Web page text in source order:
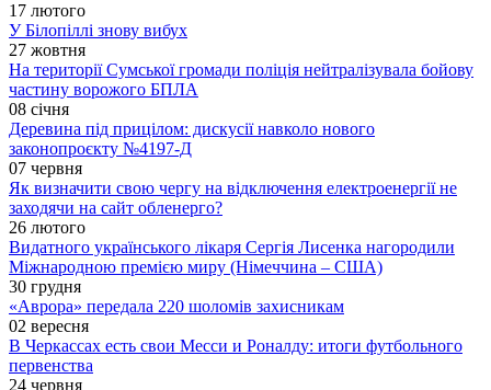
17 лютого
У Білопіллі знову вибух
27 жовтня
На території Сумської громади поліція нейтралізувала бойову
частину ворожого БПЛА
08 січня
Деревина під прицілом: дискусії навколо нового
законопроєкту №4197-Д
07 червня
Як визначити свою чергу на відключення електроенергії не
заходячи на сайт обленерго?
26 лютого
Видатного українського лікаря Сергія Лисенка нагородили
Міжнародною премією миру (Німеччина – США)
30 грудня
«Аврора» передала 220 шоломів захисникам
02 вересня
В Черкассах есть свои Месси и Роналду: итоги футбольного
первенства
24 червня